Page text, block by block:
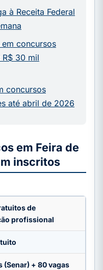
à Receita Federal
concursos
30 mil
concursos
até abril de 2026
em Feira de
inscritos
de
profissional
(Senar) + 80 vagas